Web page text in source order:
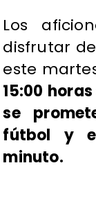
Los
disfrutar
este
15:00
se
fútbol y
minuto.